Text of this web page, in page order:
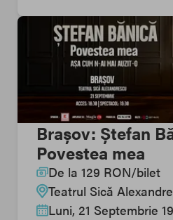
Brașov: Ștefan
Povestea mea
De la 129 RON/bilet
Teatrul Sică
Luni, 21 Septembrie